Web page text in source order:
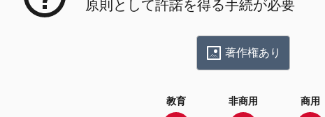
原則として許諾を得る手続が必要
著作権あり
教育 非商用 商用